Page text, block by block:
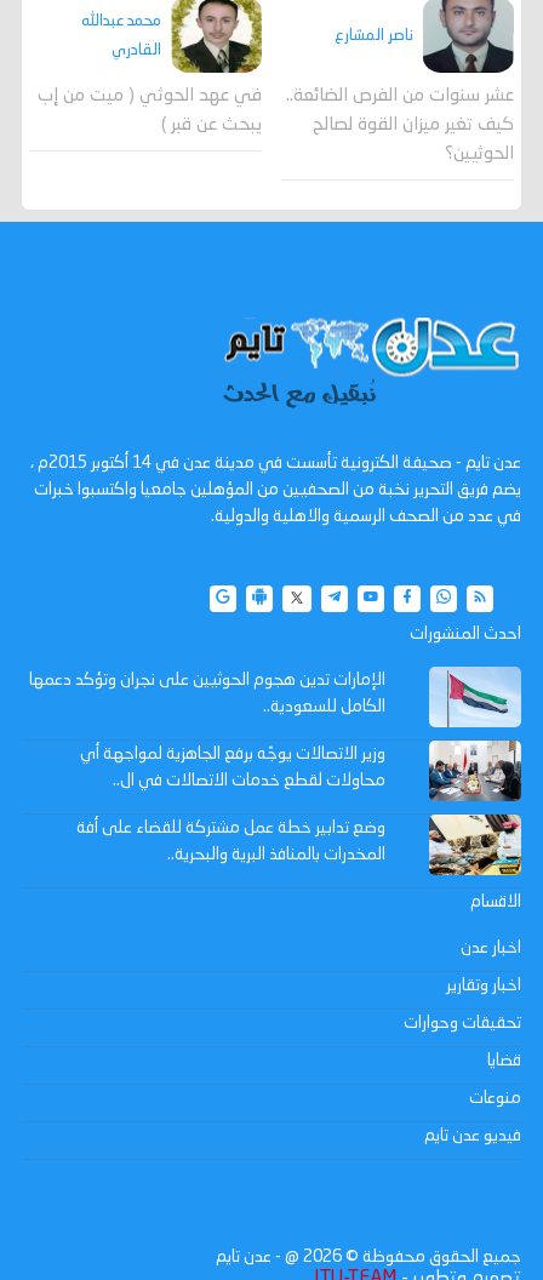
ناصر المشارع
عشر سنوات من الفرص الضائعة..
كيف تغير ميزان القوة لصالح
الحوثيين؟
محمد عبدالله
القادري
في عهد الحوثي ( ميت من إب
يبحث عن قبر )
عدن تايم - صحيفة الكترونية تأسست في مدينة عدن في 14 أكتوبر 2015م ،
يضم فريق التحرير نخبة من الصحفيين من المؤهلين جامعيا واكتسبوا خبرات
في عدد من الصحف الرسمية والاهلية والدولية.
احدث المنشورات
الإمارات تدين هجوم الحوثيين على نجران وتؤكد دعمها
الكامل للسعودية..
وزير الاتصالات يوجّه برفع الجاهزية لمواجهة أي
محاولات لقطع خدمات الاتصالات في ال..
وضع تدابير خطة عمل مشتركة للقضاء على أفة
المخدرات بالمنافذ البرية والبحرية..
الاقسام
اخبار عدن
اخبار وتقارير
تحقيقات وحوارات
قضايا
منوعات
فيديو عدن تايم
جميع الحقوق محفوظة © 2026 @ - عدن تايم